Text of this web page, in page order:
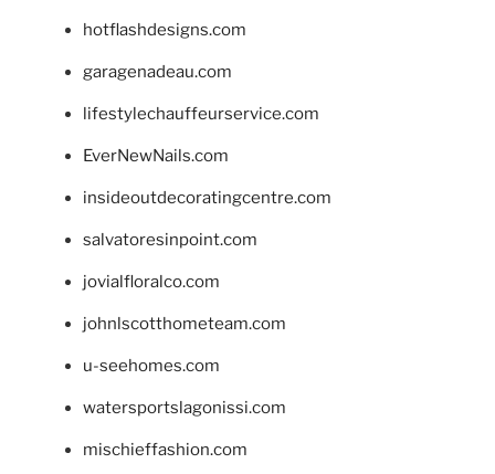
hotflashdesigns.com
garagenadeau.com
lifestylechauffeurservice.com
EverNewNails.com
insideoutdecoratingcentre.com
salvatoresinpoint.com
jovialfloralco.com
johnlscotthometeam.com
u-seehomes.com
watersportslagonissi.com
mischieffashion.com